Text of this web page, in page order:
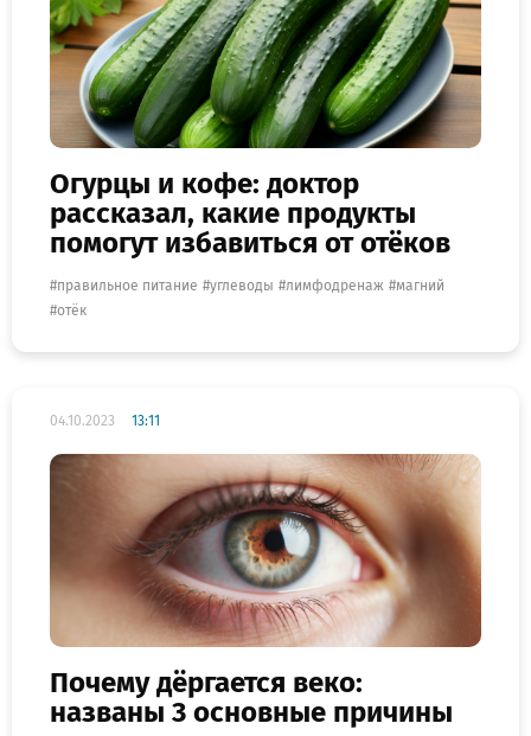
Огурцы и кофе: доктор
рассказал, какие продукты
помогут избавиться от отёков
правильное питание углеводы лимфодренаж
магний
отёк
04.10.2023 13:11
Почему дёргается веко:
названы 3 основные причины